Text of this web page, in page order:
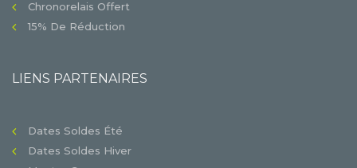
Chronorelais Offert
15% De Réduction
LIENS PARTENAIRES
Dates Soldes Été
Dates Soldes Hiver